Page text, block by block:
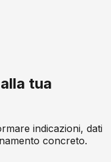
tua
indicazioni, dati
concreto.